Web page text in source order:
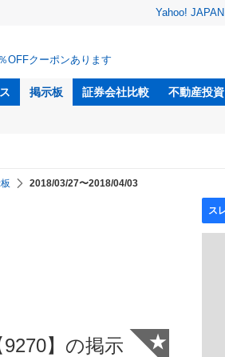
Yahoo! JAPAN
OFFクーポンあります
掲示板 証券会社比較 不動産投資
2018/03/27〜2018/04/03
】の掲示
★